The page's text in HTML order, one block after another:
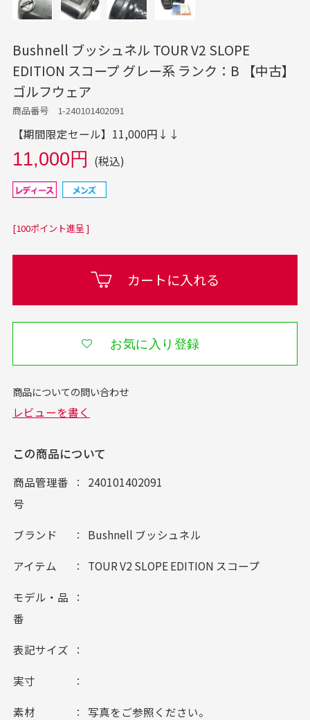
Bushnell ブッシュネル TOUR V2 SLOPE
EDITION スコープ グレー系 ランク：B 【中古】
ゴルフウェア
商品番号 1-240101402091
【期間限定セール】11,000円↓↓
11,000円 (税込)
[100ポイント進呈 ]
カートに入れる
お気に入り登録
この商品について
商品管理番
号
240101402091
ブランド Bushnell ブッシュネル
アイテム TOUR V2 SLOPE EDITION スコープ
モデル・品
番
表記サイズ
実寸
素材 写真をご参照ください。